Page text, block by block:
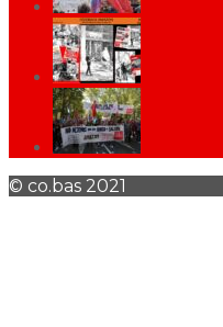
© co.bas 2021